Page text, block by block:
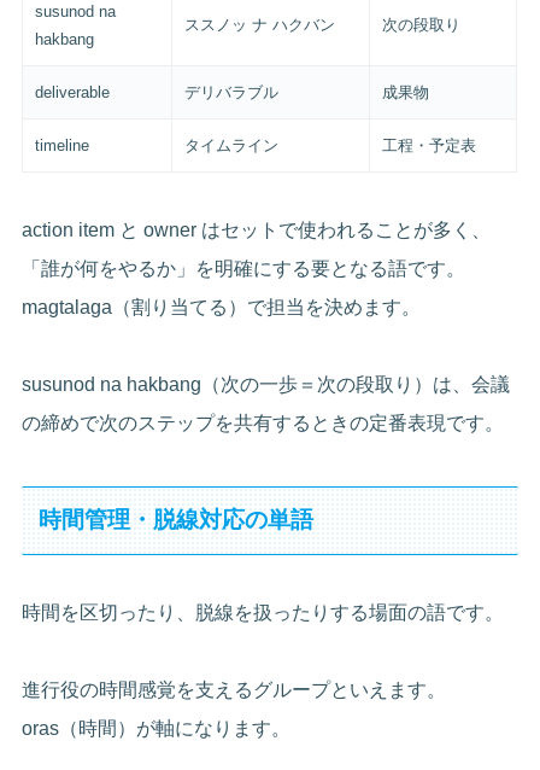
susunod na
hakbang
ススノッ ナ ハクバン 次の段取り
deliverable デリバラブル 成果物
timeline タイムライン 工程・予定表
action item と owner はセットで使われることが多く、
「誰が何をやるか」を明確にする要となる語です。
magtalaga（割り当てる）で担当を決めます。
susunod na hakbang（次の一歩＝次の段取り）は、会議
の締めで次のステップを共有するときの定番表現です。
時間管理・脱線対応の単語
時間を区切ったり、脱線を扱ったりする場面の語です。
進行役の時間感覚を支えるグループといえます。
oras（時間）が軸になります。